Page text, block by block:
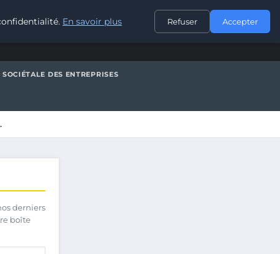
CONTACT
DES ENTREPRISES
derniers
boîte
En savoir plus Refuser Accepter